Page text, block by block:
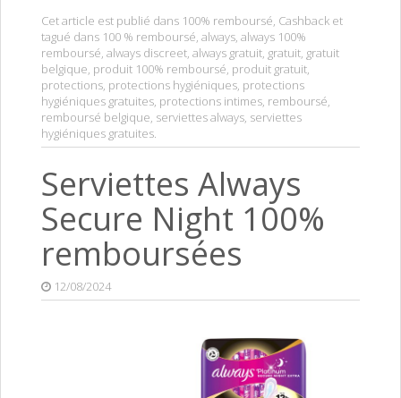
Cet article est publié dans 100% remboursé, Cashback et
tagué dans 100 % remboursé, always, always 100%
remboursé, always discreet, always gratuit, gratuit, gratuit
belgique, produit 100% remboursé, produit gratuit,
protections, protections hygiéniques, protections
hygiéniques gratuites, protections intimes, remboursé,
remboursé belgique, serviettes always, serviettes
hygiéniques gratuites.
Serviettes Always
Secure Night 100%
remboursées
12/08/2024